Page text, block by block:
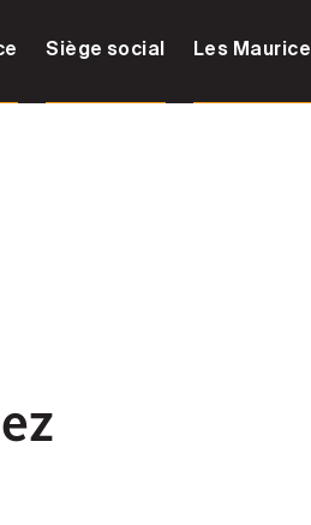
Siège social Les Maurice